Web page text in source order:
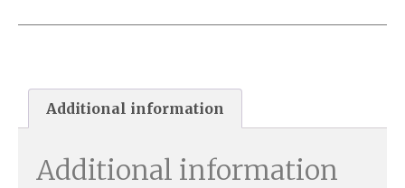
Additional information
Additional information